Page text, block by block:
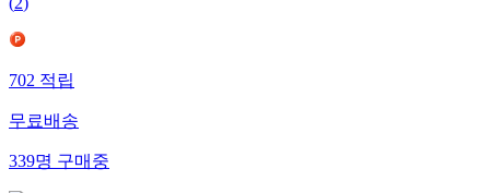
(2)
702적립
무료배송
339명구매중